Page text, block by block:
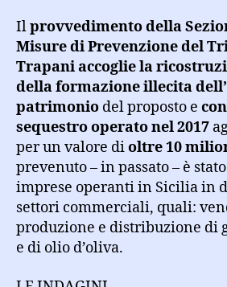
Ilprovvedimento della
Misure di Prevenzione del
Trapani accoglie la
della formazione illecita
patrimonio del proposto e
sequestro operato nel 2017
per un valore dioltre 10
prevenuto – in passato – è
imprese operanti in Sicilia in
settori commerciali, quali:
produzione e distribuzione di
e di olio d’oliva.